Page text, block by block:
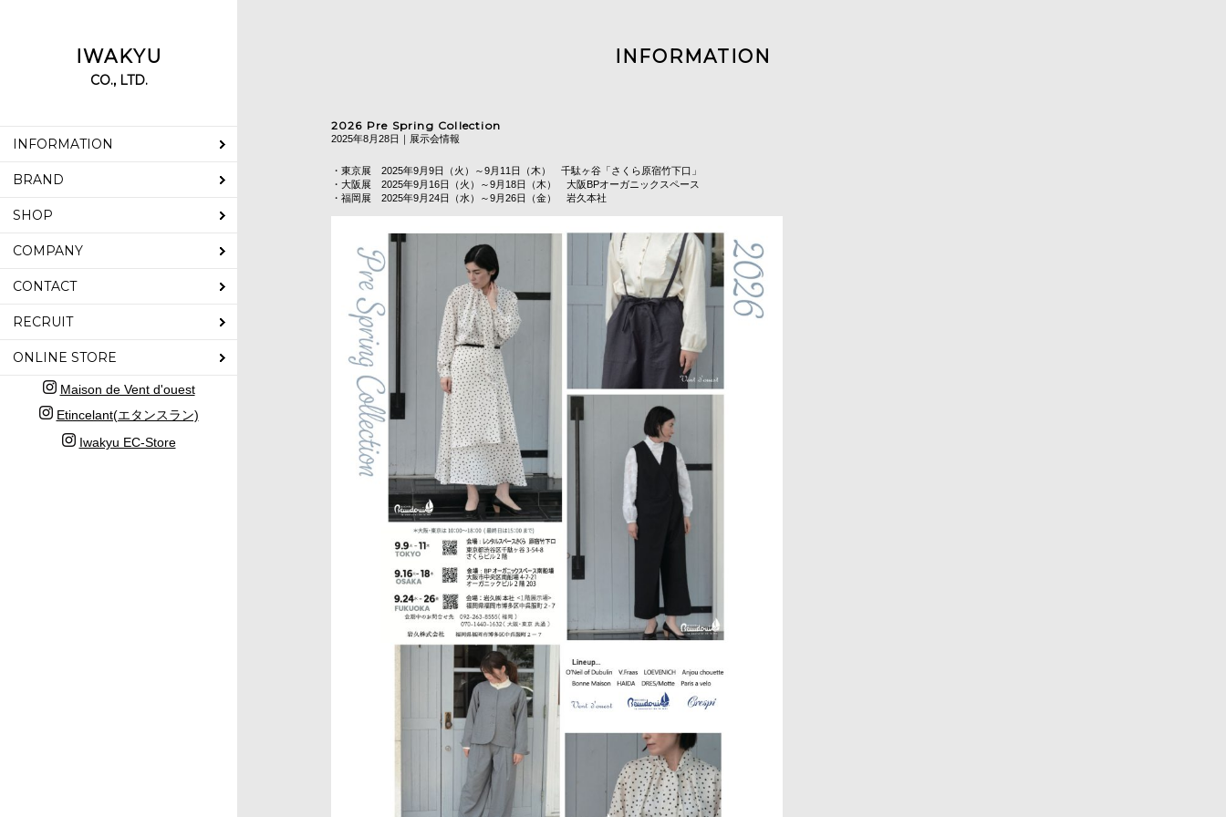
INFORMATION
2026 Pre Spring Collection
2025年8月28日｜展示会情報
・東京展 2025年9月9日（火）～9月11日（木） 千駄ヶ谷「さくら原宿竹下口」
・大阪展 2025年9月16日（火）～9月18日（木） 大阪BPオーガニックスペース
・福岡展 2025年9月24日（水）～9月26日（金） 岩久本社
IWAKYU
CO., LTD.
INFORMATION
BRAND
SHOP
COMPANY
CONTACT
RECRUIT
ONLINE STORE
Maison de Vent d'ouest
Etincelant(エタンスラン)
Iwakyu EC-Store